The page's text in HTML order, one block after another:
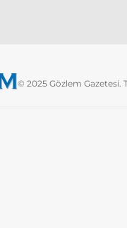
© 2025 Gözlem Gazetesi.